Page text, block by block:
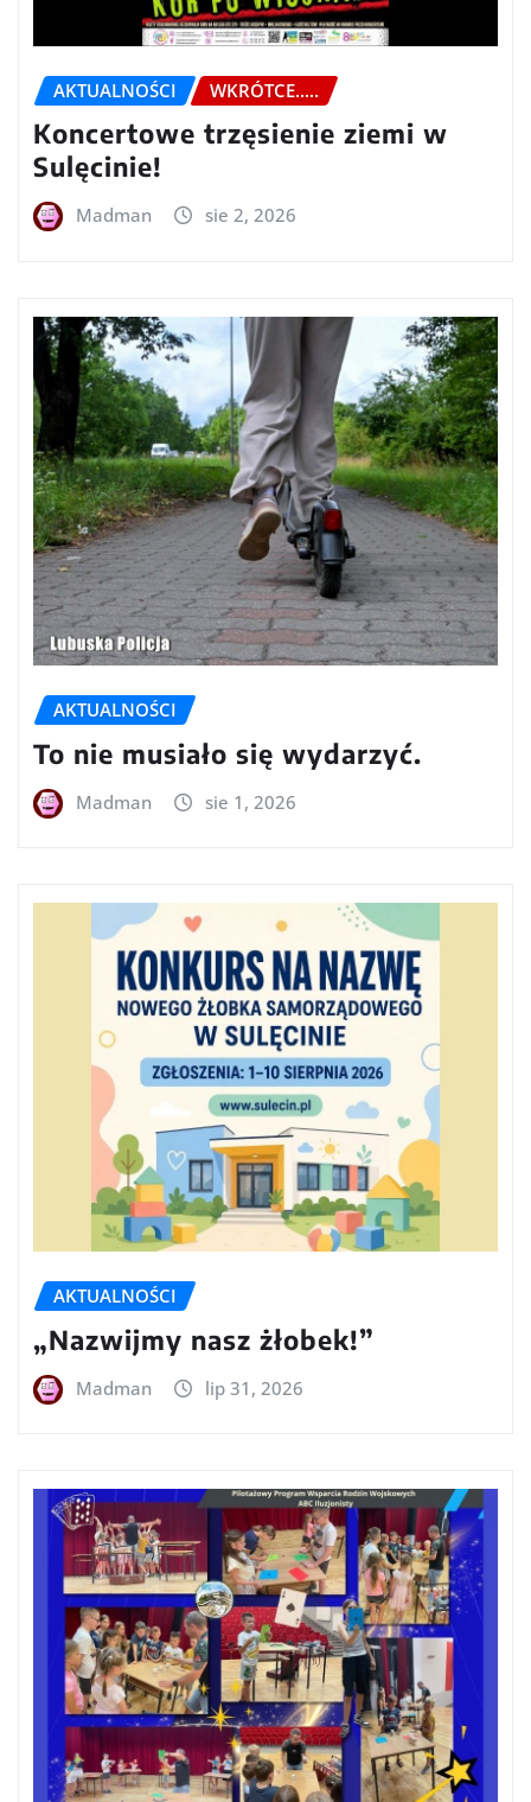
AKTUALNOŚCI WKRÓTCE.....
Koncertowe trzęsienie ziemi w
Sulęcinie!
Madman sie 2, 2026
AKTUALNOŚCI
To nie musiało się wydarzyć.
Madman sie 1, 2026
AKTUALNOŚCI
„Nazwijmy nasz żłobek!”
Madman lip 31, 2026